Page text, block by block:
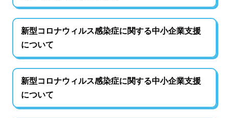
新型コロナウィルス感染症に関する中小企業支援
について
新型コロナウィルス感染症に関する中小企業支援
について